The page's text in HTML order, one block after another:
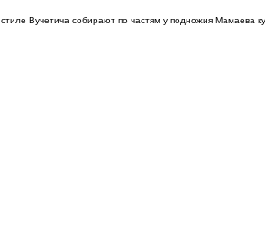
Вучетича собирают по частям у подножия Мамаева